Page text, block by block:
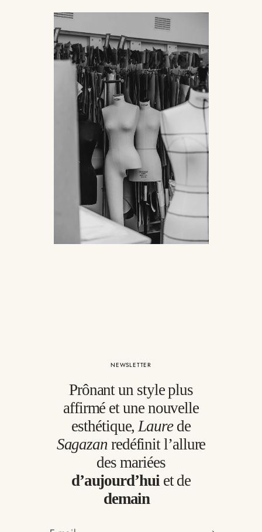
NEWSLETTER
Prônant un style plus
affirmé et une nouvelle
esthétique, Laure de
Sagazan redéfinit l’allure
des mariées
d’aujourd’hui et de
demain